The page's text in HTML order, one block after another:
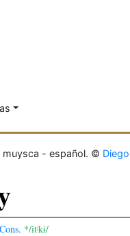
muysca - español. ©
Cons. */ɨtʲkɨ/